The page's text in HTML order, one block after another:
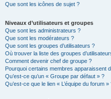
Que sont les icônes de sujet ?
Niveaux d’utilisateurs et groupes
Que sont les administrateurs ?
Que sont les modérateurs ?
Que sont les groupes d’utilisateurs ?
Où trouver la liste des groupes
Comment devenir chef de groupe ?
Pourquoi certains membres apparaissent
Qu’est-ce qu’un « Groupe par défaut » ?
Qu’est-ce que le lien « L’équipe du forum »